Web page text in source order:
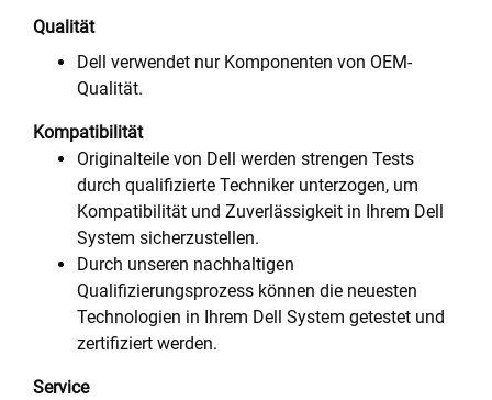
Qualität
Dell verwendet nur Komponenten von OEM-
Qualität.
Kompatibilität
Originalteile von Dell werden strengen Tests
durch qualifizierte Techniker unterzogen, um
Kompatibilität und Zuverlässigkeit in Ihrem Dell
System sicherzustellen.
Durch unseren nachhaltigen
Qualifizierungsprozess können die neuesten
Technologien in Ihrem Dell System getestet und
zertifiziert werden.
Service